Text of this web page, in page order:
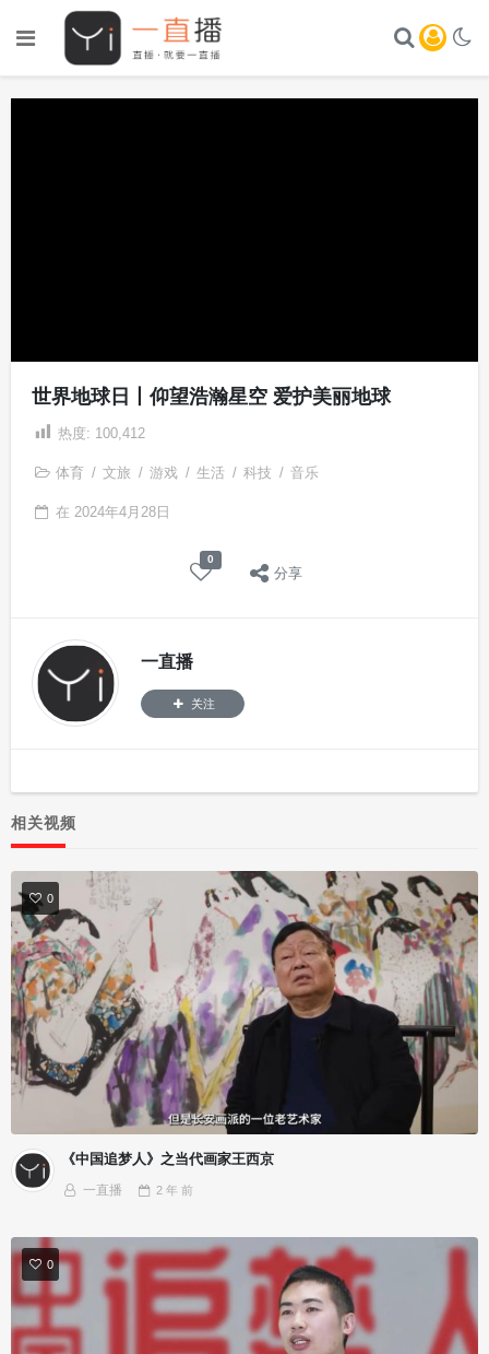
世界地球日丨仰望浩瀚星空 爱护美丽地球
热度: 100,412
体育 / 文旅 / 游戏 / 生活 / 科技 / 音乐
在 2024年4月28日
0
分享
一直播
关注
相关视频
0
《中国追梦人》之当代画家王西京
一直播 2 年 前
0